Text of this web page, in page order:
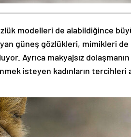
modelleri de alabildiğince
güneş gözlükleri, mimikleri
Ayrıca makyajsız dolaşmanın
isteyen kadınların tercihleri